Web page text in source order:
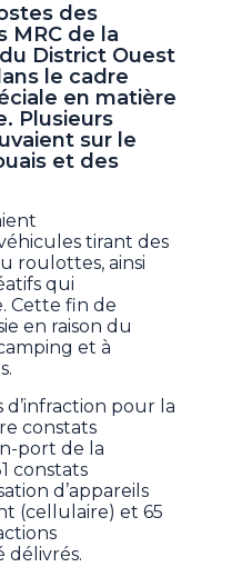
des
MRC de la
District Ouest
le cadre
en matière
Plusieurs
sur le
et des
tirant des
roulottes, ainsi
qui
Cette fin de
en raison du
et à
d’infraction pour la
constats
port de la
constats
d’appareils
(cellulaire) et 65
délivrés.